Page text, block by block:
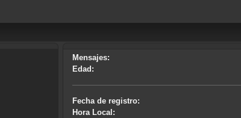
Mensajes:
Edad:
Fecha de registro:
Hora Local: